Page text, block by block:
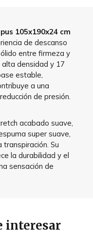
105x190x24 cm
de descanso
entre firmeza y
densidad y 17
estable,
a una
de presión.
acabado suave,
super suave,
Su
la durabilidad y el
sensación de
interesar